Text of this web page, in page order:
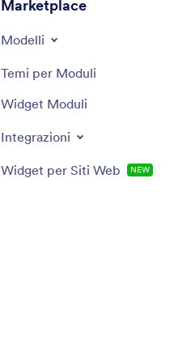
Marketplace
Modelli
Temi per Moduli
Widget Moduli
Integrazioni
Widget per Siti Web NEW